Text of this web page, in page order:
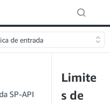
de entrada
SP-API
Limite
s de